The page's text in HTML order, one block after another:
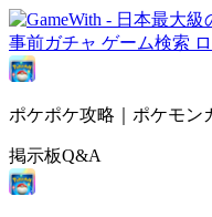
事前ガチャ ゲーム検索
ポケポケ攻略｜ポケモン
掲示板Q&A